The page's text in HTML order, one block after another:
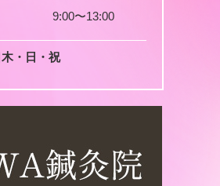
9:00〜13:00
木・日・祝